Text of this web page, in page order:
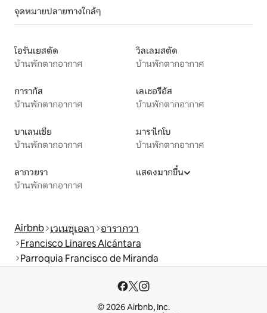
จุดหมายปลายทางใกล้ๆ
โอรันเยสตัด
บ้านพักตากอากาศ
วิลเลมสตัด
บ้านพักตากอากาศ
การากัส
บ้านพักตากอากาศ
เลเชอรีอัส
บ้านพักตากอากาศ
บาเลนเซีย
บ้านพักตากอากาศ
มาราไกโบ
บ้านพักตากอากาศ
ลากวยรา
บ้านพักตากอากาศ
แสดงมากขึ้น
Airbnb เวเนซุเอลา อารากวา
Francisco Linares Alcántara
Parroquia Francisco de Miranda
© 2026 Airbnb, Inc.